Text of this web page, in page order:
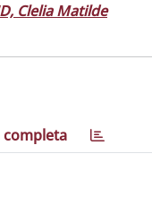
Clelia Matilde
completa